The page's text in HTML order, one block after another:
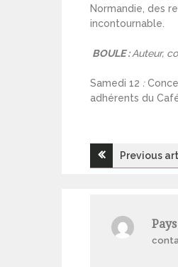
Normandie, des
incontournable.
BOULE:Auteur,
Samedi 12 :
adhérents du
l’article
Previous